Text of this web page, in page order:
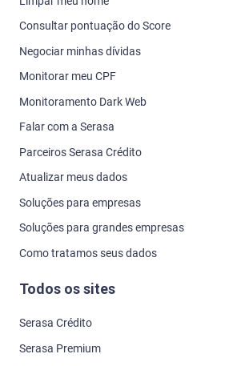
Consultar pontuação do Score
Negociar minhas dívidas
Monitorar meu CPF
Monitoramento Dark Web
Falar com a Serasa
Parceiros Serasa Crédito
Atualizar meus dados
Soluções para empresas
Soluções para grandes empresas
Como tratamos seus dados
Todos os sites
Serasa Crédito
Serasa Premium